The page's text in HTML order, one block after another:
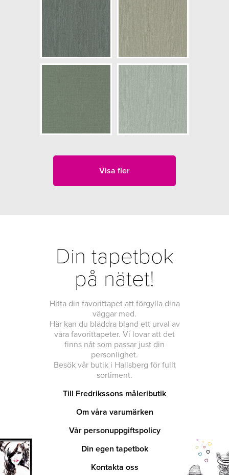
Visa fler
Din tapetbok
på nätet!
Hitta din favorittapet att förgylla dina
väggar med.
Här kan du bläddra bland ett urval av
våra favorittapeter. Vi lovar att det
finns nåt som passar just din
personlighet.
Besök vår butik i Hallsberg för fullt
sortiment.
Till Fredrikssons måleributik
Om våra varumärken
Vår personuppgiftspolicy
Din egen tapetbok
Kontakta oss